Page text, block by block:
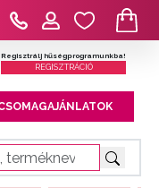
Regisztrálj hűségprogramunkba!
REGISZTRÁCIÓ